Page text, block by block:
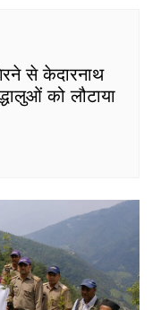
से केदारनाथ
को लौटाया